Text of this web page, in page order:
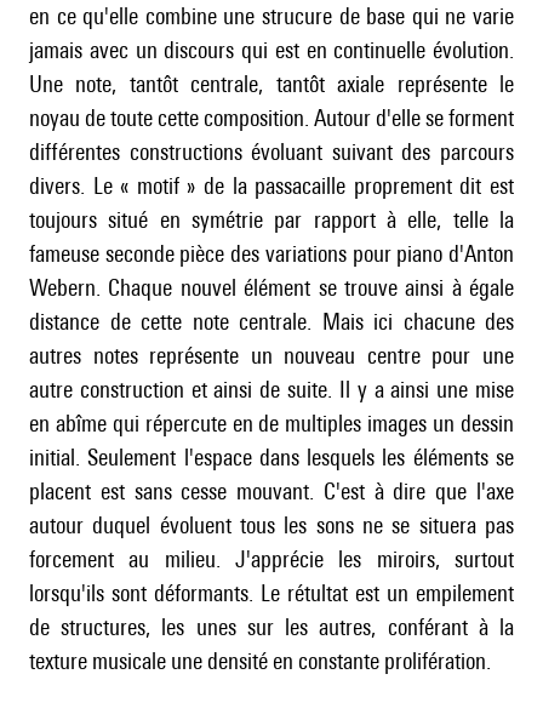
en ce qu'elle combine une strucure de base qui ne varie
jamais avec un discours qui est en continuelle évolution.
Une note, tantôt centrale, tantôt axiale représente le
noyau de toute cette composition. Autour d'elle se forment
différentes constructions évoluant suivant des parcours
divers. Le « motif » de la passacaille proprement dit est
toujours situé en symétrie par rapport à elle, telle la
fameuse seconde pièce des variations pour piano d'Anton
Webern . Chaque nouvel élément se trouve ainsi à égale
distance de cette note centrale. Mais ici chacune des
autres notes représente un nouveau centre pour une
autre construction et ainsi de suite. Il y a ainsi une mise
en abîme qui répercute en de multiples images un dessin
initial. Seulement l'espace dans lesquels les éléments se
placent est sans cesse mouvant. C'est à dire que l'axe
autour duquel évoluent tous les sons ne se situera pas
forcement au milieu. J'apprécie les miroirs, surtout
lorsqu'ils sont déformants. Le rétultat est un empilement
de structures, les unes sur les autres, conférant à la
texture musicale une densité en constante prolifération.